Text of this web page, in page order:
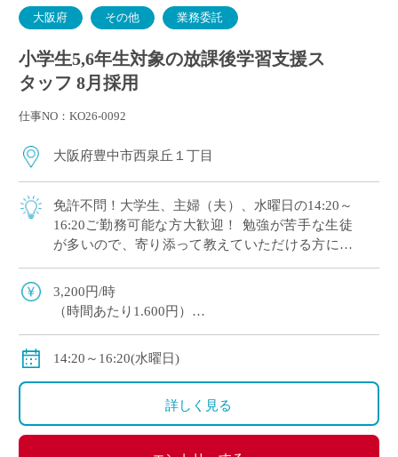
大阪府 その他 業務委託
小学生5,6年生対象の放課後学習支援ス
タッフ 8月採用
仕事NO：KO26-0092
大阪府豊中市西泉丘１丁目
免許不問！大学生、主婦（夫）、水曜日の14:20～
16:20ご勤務可能な方大歓迎！ 勉強が苦手な生徒
が多いので、寄り添って教えていただける方にオ
り）※一部マイカー不可の学校あり
3,200円/時
（時間あたり1.600円）
＊業務委託契約の報酬モデルを記載しています。
14:20～16:20(水曜日)
詳しく見る